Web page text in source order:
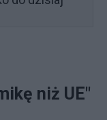
niż UE"